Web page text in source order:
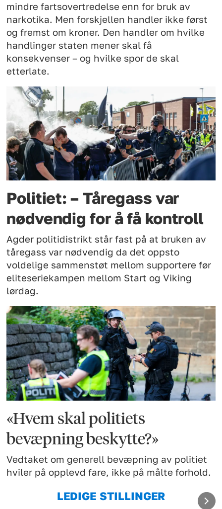
mindre fartsovertredelse enn for bruk av
narkotika. Men forskjellen handler ikke først
og fremst om kroner. Den handler om hvilke
handlinger staten mener skal få
konsekvenser – og hvilke spor de skal
etterlate.
Politiet: – Tåregass var
nødvendig for å få kontroll
Agder politidistrikt står fast på at bruken av
tåregass var nødvendig da det oppsto
voldelige sammenstøt mellom supportere før
eliteseriekampen mellom Start og Viking
lørdag.
«Hvem skal politiets
bevæpning beskytte?»
Vedtaket om generell bevæpning av politiet
hviler på opplevd fare, ikke på målte forhold.
LEDIGE STILLINGER